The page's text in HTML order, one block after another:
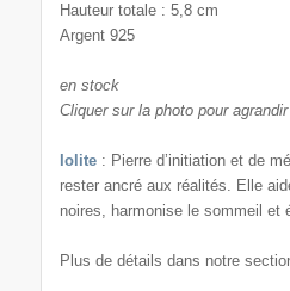
Hauteur totale : 5,8 cm
Argent 925
en stock
Cliquer sur la photo pour agrandir
Iolite: Pierre d’initiation et de
rester ancré aux réalités. Elle
noires, harmonise le sommeil et
Plus de détails dans notre